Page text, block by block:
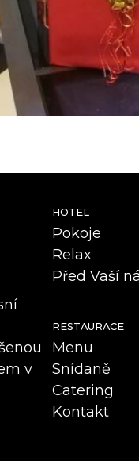
v
HOTEL
Pokoje
Relax
Před Vaší
RESTAURACE
Menu
Snídaně
Catering
Kontakt